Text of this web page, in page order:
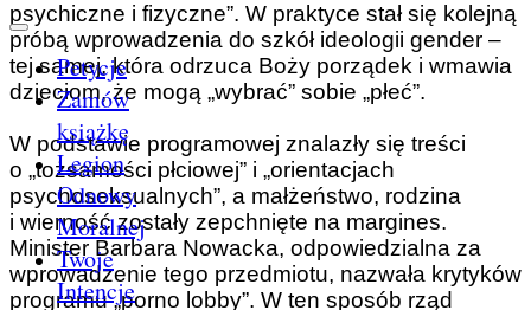
Petycje
Zamów
książkę
Legion
Odnowy
Moralnej
Twoje
Intencje
psychiczne i fizyczne”. W praktyce stał się kolejną
próbą wprowadzenia do szkół ideologii gender –
tej samej, która odrzuca Boży porządek i wmawia
dzieciom, że mogą „wybrać” sobie „płeć”.
W podstawie programowej znalazły się treści
o „tożsamości płciowej” i „orientacjach
psychoseksualnych”, a małżeństwo, rodzina
i wierność zostały zepchnięte na margines.
Minister Barbara Nowacka, odpowiedzialna za
wprowadzenie tego przedmiotu, nazwała krytyków
programu „porno lobby”. W ten sposób rząd